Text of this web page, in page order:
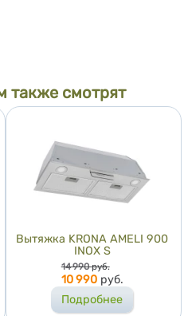
также смотрят
Вытяжка KRONA AMELI 900
INOX S
Цена
14 990 руб.
10 990 руб.
Подробнее